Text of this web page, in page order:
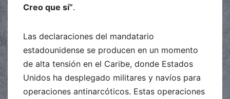
Creo que sí”.
Las declaraciones del mandatario
estadounidense se producen en un momento
de alta tensión en el Caribe, donde Estados
Unidos ha desplegado militares y navíos para
operaciones antinarcóticos. Estas operaciones